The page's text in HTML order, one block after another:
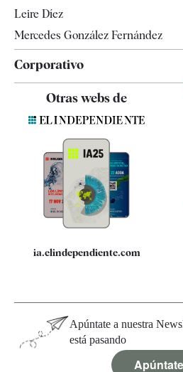
Leire Díez
Mercedes González Fernández
Corporativo
Contacto
Quiénes somos
Especificaciones
Otras webs de
ia.elindependiente.com
Apúntate a nuestra
está pasando
Apúntate